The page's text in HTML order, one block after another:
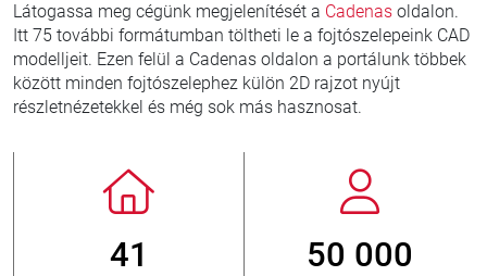
Látogassa meg cégünk megjelenítését a Cadenas oldalon.
Itt 75 további formátumban töltheti le a fojtószelepeink CAD
modelljeit. Ezen felül a Cadenas oldalon a portálunk többek
között minden fojtószelephez külön 2D rajzot nyújt
részletnézetekkel és még sok más hasznosat.
50 000 800